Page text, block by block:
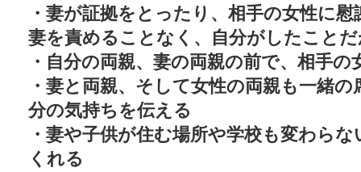
・妻が証拠をとったり、相手の女性に
妻を責めることなく、自分がしたこと
・自分の両親、妻の両親の前で、相手の
・妻と両親、そして女性の両親も一緒
分の気持ちを伝える
・妻や子供が住む場所や学校も変わら
くれる